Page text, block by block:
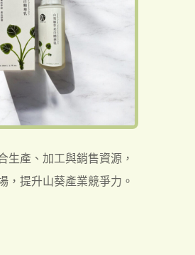
生產、加工與銷售資源，
，提升山葵產業競爭力。